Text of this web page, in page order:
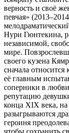
верность и своё
певчая»
Нури Гюнтекина,
независимой,
мире.
своего кузена
сначала относится
её главным
соперники в
репутацию
конца XIX века, на
разыгрываются
героиня